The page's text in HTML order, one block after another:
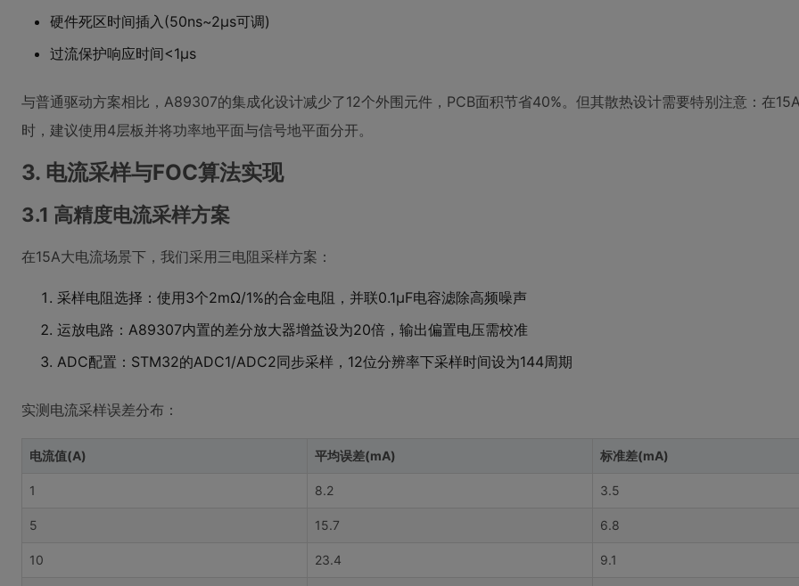
硬件死区时间插入(50ns~2μs可调)
过流保护响应时间<1μs
与普通驱动方案相比，A89307的集成化设计减少了12个外围元件，PCB面积节省40%。但其散热设计需要特别注意：在
时，建议使用4层板并将功率地平面与信号地平面分开。
3. 电流采样与FOC算法实现
3.1 高精度电流采样方案
在15A大电流场景下，我们采用三电阻采样方案：
采样电阻选择：使用3个2mΩ/1%的合金电阻，并联0.1μF电容滤除高频噪声
运放电路：A89307内置的差分放大器增益设为20倍，输出偏置电压需校准
ADC配置：STM32的ADC1/ADC2同步采样，12位分辨率下采样时间设为144周期
实测电流采样误差分布：
电流值(A) 平均误差(mA) 标准差(mA)
1 8.2 3.5
5 15.7 6.8
10 23.4 9.1